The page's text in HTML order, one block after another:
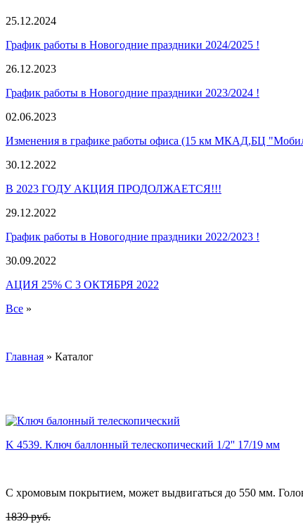
25.12.2024
График работы в Новогодние праздники 2024/2025 !
26.12.2023
График работы в Новогодние праздники 2023/2024 !
02.06.2023
Изменения в графике работы офиса (15 км МКАД,БЦ
30.12.2022
В 2023 ГОДУ АКЦИЯ ПРОДОЛЖАЕТСЯ!!!
29.12.2022
График работы в Новогодние праздники 2022/2023 !
30.09.2022
АЦИЯ 25% С 3 ОКТЯБРЯ 2022
Все »
Главная » Каталог
K 4539. Ключ баллонный телескопический 1/2'' 17/19 мм
С хромовым покрытием, может выдвигаться до 550 мм.
1839 руб.